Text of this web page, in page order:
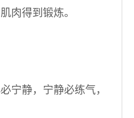
肉得到锻炼。
静，宁静必练气，